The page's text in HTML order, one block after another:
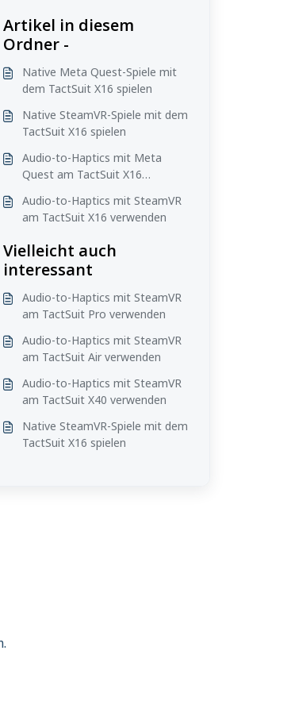
Artikel in diesem
Ordner -
Native Meta Quest-Spiele mit
dem TactSuit X16 spielen
Native SteamVR-Spiele mit dem
TactSuit X16 spielen
Audio-to-Haptics mit Meta
Quest am TactSuit X16
Audio-to-Haptics mit SteamVR
am TactSuit X16 verwenden
Vielleicht auch
interessant
Audio-to-Haptics mit SteamVR
am TactSuit Pro verwenden
Audio-to-Haptics mit SteamVR
am TactSuit Air verwenden
Audio-to-Haptics mit SteamVR
am TactSuit X40 verwenden
Native SteamVR-Spiele mit dem
TactSuit X16 spielen